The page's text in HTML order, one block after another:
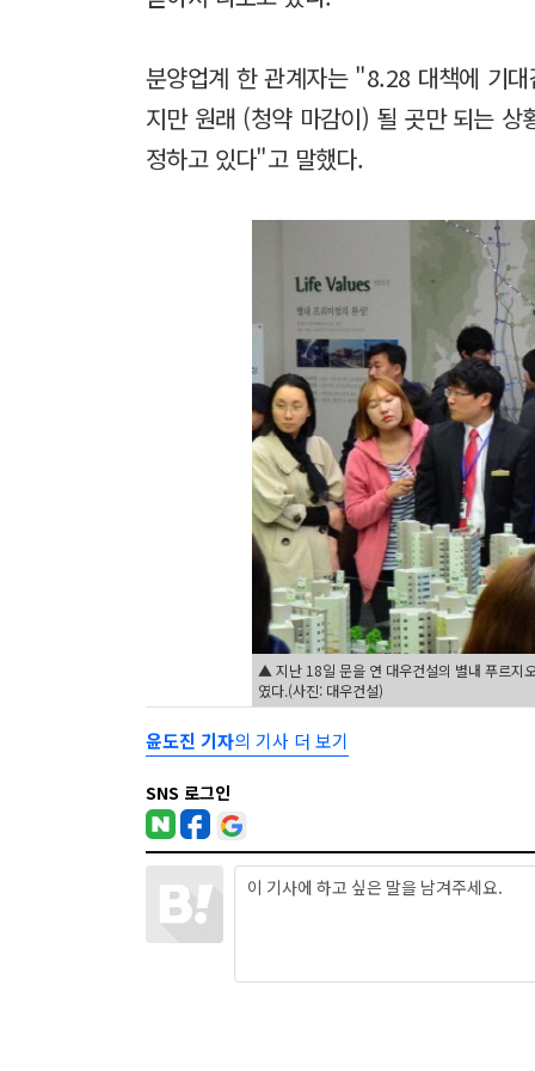
분양업계 한 관계자는 "8.28 대책에 기
지만 원래 (청약 마감이) 될 곳만 되는
정하고 있다"고 말했다.
▲ 지난 18일 문을 연 대우건설의 별내 푸르지
였다.(사진: 대우건설)
윤도진 기자의 기사 더 보기
SNS 로그인